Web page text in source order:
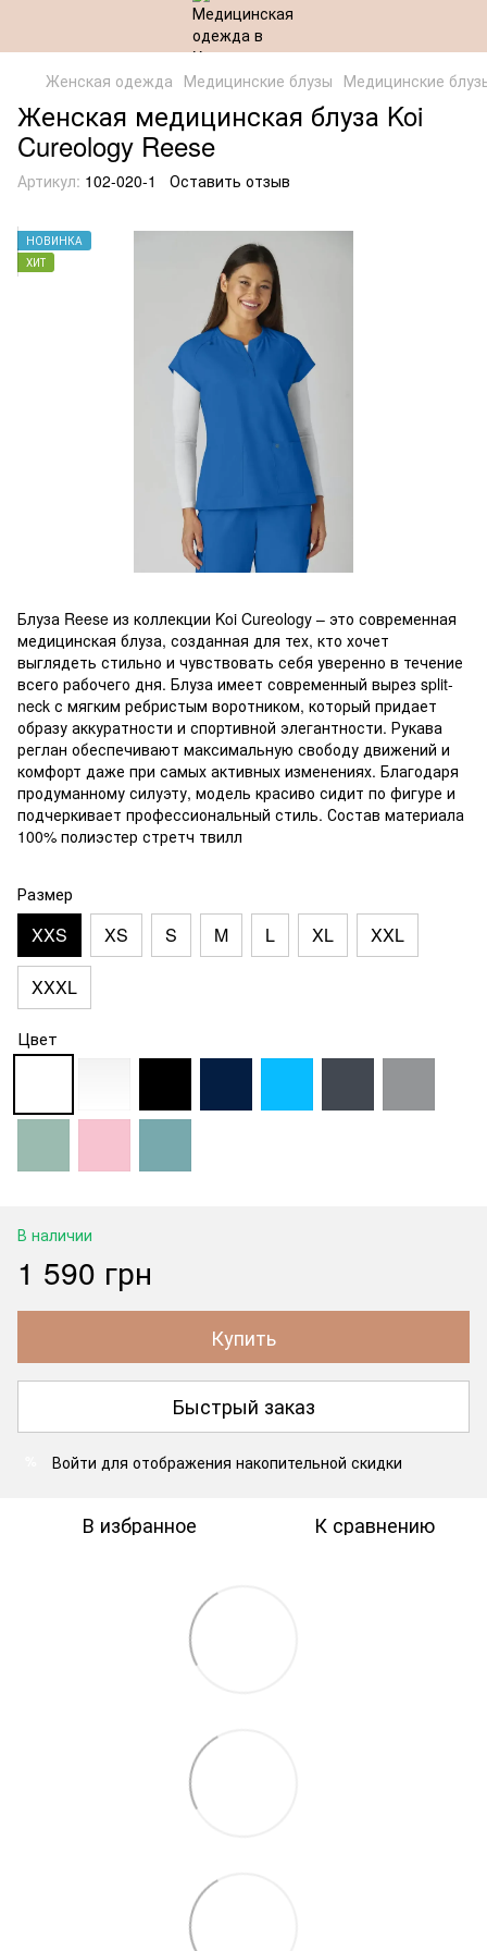
Женская одежда Медицинские блузы Медицинские
Женская медицинская блуза Koi
Cureology Reese
Артикул: 102-020-1 Оставить отзыв
НОВИНКА
ХИТ
Блуза Reese из коллекции Koi Cureology – это современная
медицинская блуза, созданная для тех, кто хочет
выглядеть стильно и чувствовать себя уверенно в течение
всего рабочего дня. Блуза имеет современный вырез split-
neck с мягким ребристым воротником, который придает
образу аккуратности и спортивной элегантности. Рукава
реглан обеспечивают максимальную свободу движений и
комфорт даже при самых активных изменениях. Благодаря
продуманному силуэту, модель красиво сидит по фигуре и
подчеркивает профессиональный стиль. Состав материала
100% полиэстер стретч твилл
Размер
XXS XS S M L XL XXL
XXXL
Цвет
В наличии
1 590 грн
Купить
Быстрый заказ
Войти для отображения накопительной скидки
В избранное К сравнению